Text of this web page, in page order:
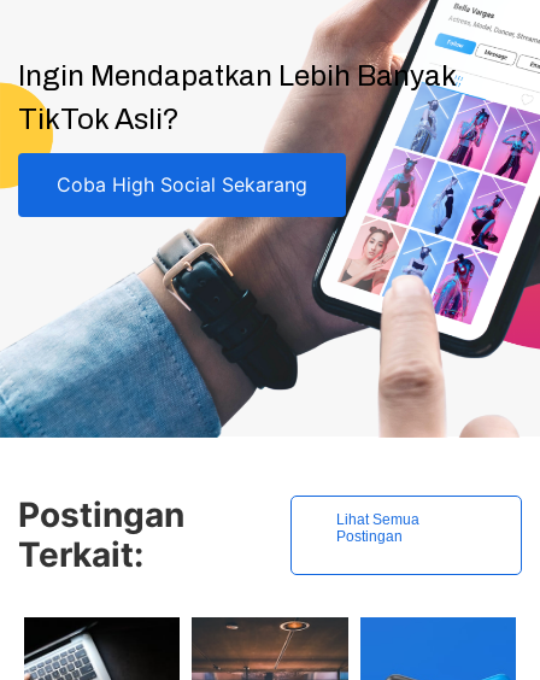
Ingin Mendapatkan Lebih Banyak
TikTok Asli?
Coba High Social Sekarang
Postingan
Terkait:
Lihat Semua
Postingan